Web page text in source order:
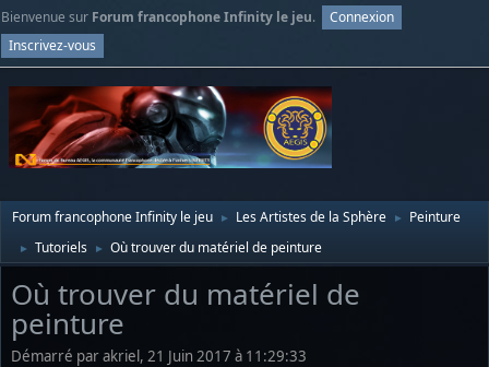
Bienvenue sur Forum francophone Infinity le jeu.
Connexion
Inscrivez-vous
Forum francophone Infinity le jeu ► Les Artistes de la Sphère ► Peinture
► Tutoriels ► Où trouver du matériel de peinture
Où trouver du matériel de
peinture
Démarré par akriel, 21 Juin 2017 à 11:29:33